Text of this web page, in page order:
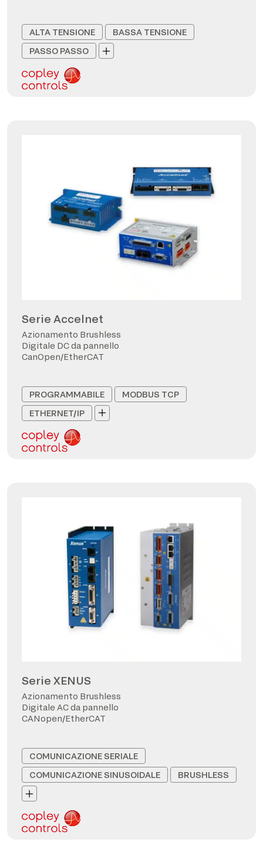
ALTA TENSIONE
BASSA TENSIONE
PASSO PASSO
Serie Accelnet
Azionamento Brushless
Digitale DC da pannello
CanOpen/EtherCAT
PROGRAMMABILE
MODBUS TCP
ETHERNET/IP
Serie XENUS
Azionamento Brushless
Digitale AC da pannello
CANopen/EtherCAT
COMUNICAZIONE SERIALE
COMUNICAZIONE SINUSOIDALE
BRUSHLESS